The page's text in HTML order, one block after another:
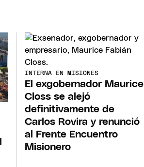
INTERNA EN MISIONES
El exgobernador Maurice
Closs se alejó
definitivamente de
Carlos Rovira y renunció
al Frente Encuentro
Misionero